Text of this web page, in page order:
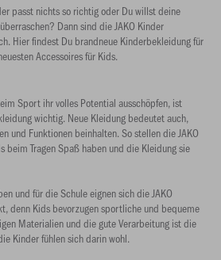
passt nichts so richtig oder Du willst deine
Dann sind die JAKO Kinder
Hier findest Du brandneue Kinderbekleidung für
Accessoires für Kids.
Sport ihr volles Potential ausschöpfen, ist
wichtig. Neue Kleidung bedeutet auch,
und Funktionen beinhalten. So stellen die JAKO
beim Tragen Spaß haben und die Kleidung sie
und für die Schule eignen sich die JAKO
denn Kids bevorzugen sportliche und bequeme
Materialien und die gute Verarbeitung ist die
Kinder fühlen sich darin wohl.